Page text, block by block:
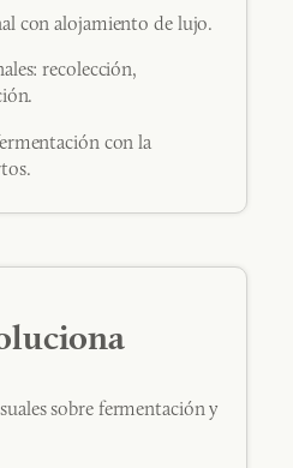
con alojamiento de lujo.
recolección,
con la
sobre fermentación y